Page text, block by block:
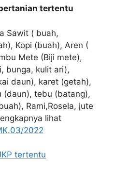
tertentu
Sawit ( buah,
Kopi (buah), Aren (
Mete (Biji mete),
bunga, kulit ari),
daun), karet (getah),
(daun), tebu (batang),
Rami,Rosela, jute
lihat
2022
tertentu